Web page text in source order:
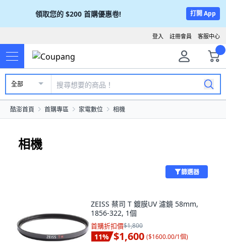
領取您的 $200 首購優惠卷! 打開 App
客服中心
註冊會員
登入
全部
酷澎首頁 首購專區 家電數位 相機
相機
篩選器
ZEISS 蔡司 T 鍍膜UV 濾鏡 58mm,
1856-322, 1個
首購折扣價$1,800
11% $1,600 ($1600.00/1個)